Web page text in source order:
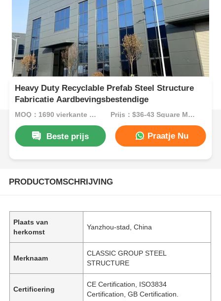
Heavy Duty Recyclable Prefab Steel Structure
Fabricatie Aardbevingsbestendige
MOQ：1690 vierkante meter Prijs：$36-43 Square Meters
Beste prijs Praatje Nu
PRODUCTOMSCHRIJVING
Plaats van
herkomst
Yanzhou-stad, China
Merknaam
CLASSIC GROUP STEEL
STRUCTURE
Certificering
CE Certification, ISO3834
Certification, GB Certification.